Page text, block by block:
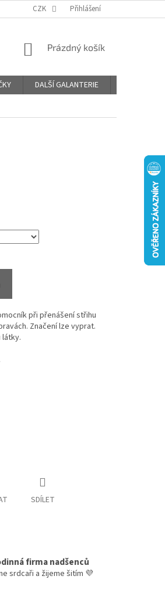
PODMÍNKY OCHRANY OSOBNÍCH ÚDAJŮ
CZK Přihlášení
NÁKUPNÍ
Prázdný košík
DALŠÍ GALANTERIE
při přenášení střihu
Značení lze vyprat.
SDÍLET
firma nadšenců
srdcaři a žijeme šitím 💜